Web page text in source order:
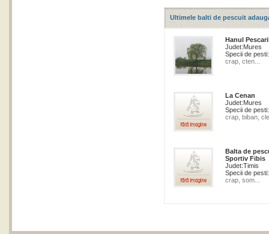
Ultimele balti de pescuit
Hanul
Judet:Mures
Specii de pesti:
crap, cten...
La Cenan
Judet:Mures
Specii de pesti:
crap, biban,
Balta de
Sportiv Fibis
Judet:Timis
Specii de pesti:
crap, som...